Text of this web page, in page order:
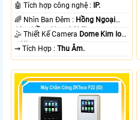
🤖️ Tích hợp công nghệ :
IP.
🌈 Nhìn Ban Đêm : Hồng Ngoại
10m Hồng Ngoại SMD.
🤹 Thiết Kế Camera Dome Kim loại
+ Nhựa.
️⇝ Tích Hợp :Thu Âm.